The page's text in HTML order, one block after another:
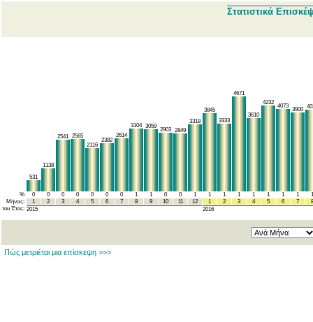
Στατιστικά
%
531
0
1138
0
2541
0
2565
0
2116
0
2382
0
2614
0
3104
1
3059
1
2903
0
2849
0
3318
1
3845
1
3333
1
4671
1
3610
1
4232
1
4073
1
3900
1
1
Μήνας:
1 2 3 4 5 6 7 8 9 10 11 12 1 2 3 4 5 6 7
8
του Έτος: 2015 2016
Πώς μετριέται μια επίσκεψη >>>